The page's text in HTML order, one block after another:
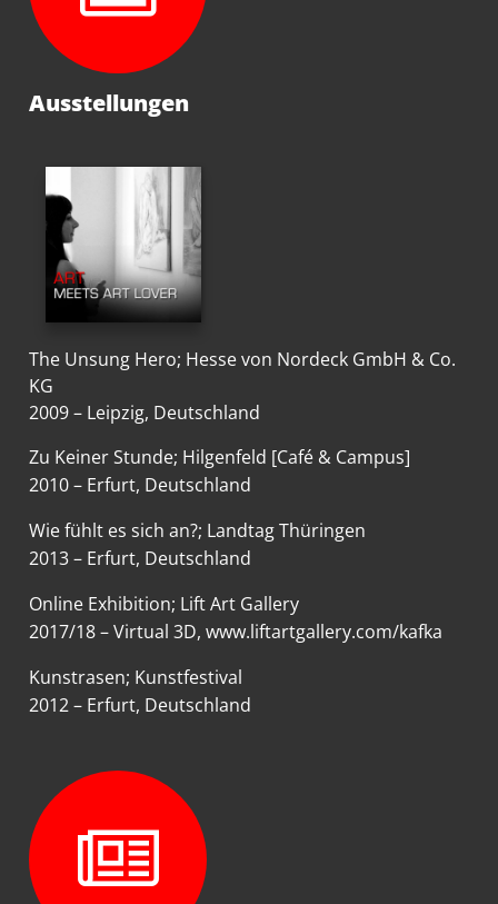
Ausstellungen
The Unsung Hero; Hesse von Nordeck GmbH & Co.
KG
2009 – Leipzig, Deutschland
Zu Keiner Stunde; Hilgenfeld [Café & Campus]
2010 – Erfurt, Deutschland
Wie fühlt es sich an?; Landtag Thüringen
2013 – Erfurt, Deutschland
Online Exhibition; Lift Art Gallery
2017/18 – Virtual 3D, www.liftartgallery.com/kafka
Kunstrasen; Kunstfestival
2012 – Erfurt, Deutschland